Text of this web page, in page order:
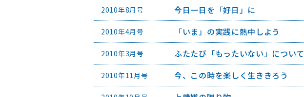
2010年8月号 今日一日を「好日」に
2010年4月号 「いま」の実践に熱中しよう
2010年3月号 ふたたび「もったいない」について
2010年11月号 今、この時を楽しく生ききろう